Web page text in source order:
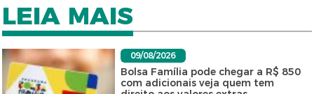
LEIA MAIS
09/08/2026
Bolsa Família pode chegar a R$ 850
com adicionais veja quem tem